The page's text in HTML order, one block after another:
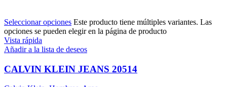
Seleccionar opciones Este producto tiene múltiples variantes. Las
opciones se pueden elegir en la página de producto
Vista rápida
Añadir a la lista de deseos
CALVIN KLEIN JEANS 20514